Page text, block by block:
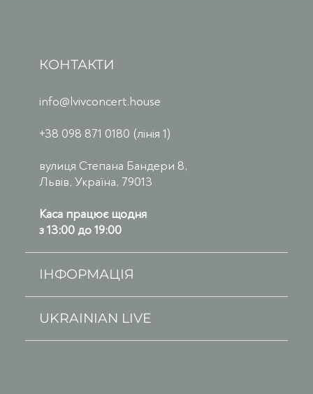
КОНТАКТИ
info@lvivconcert.house
+38 098 871 0180 (лінія 1)
вулиця Степана Бандери 8,
Львів, Україна, 79013
Каса працює щодня
з 13:00 до 19:00
ІНФОРМАЦІЯ
UKRAINIAN LIVE